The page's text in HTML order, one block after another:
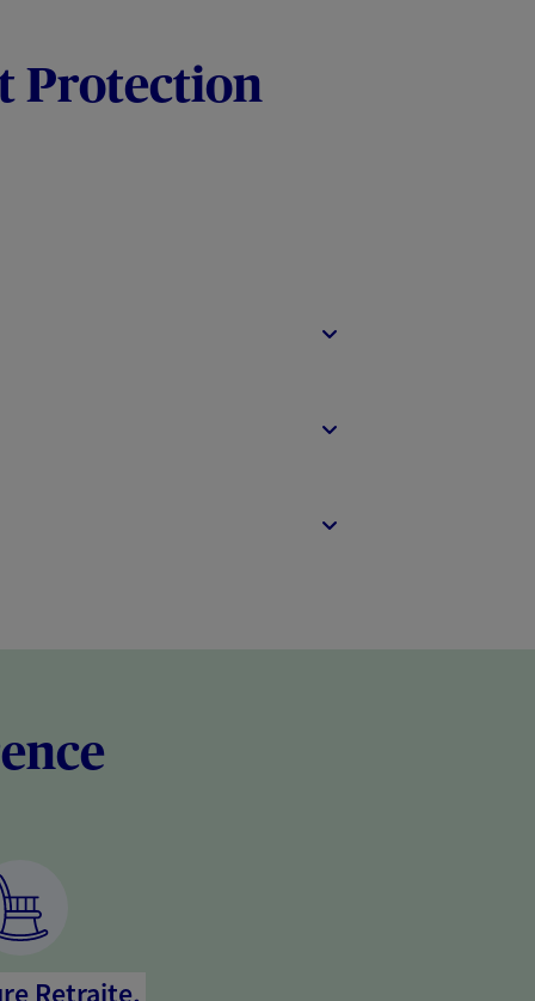
Protection
Retraite,